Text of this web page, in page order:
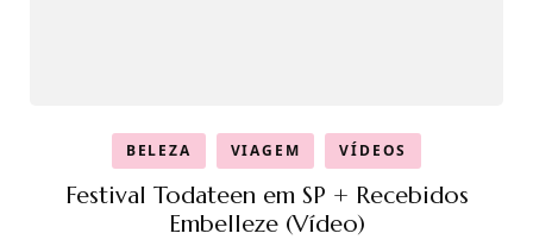
BELEZA VIAGEM VÍDEOS
Festival Todateen em SP + Recebidos
Embelleze (Vídeo)